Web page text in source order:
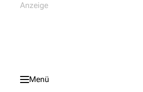
Menü